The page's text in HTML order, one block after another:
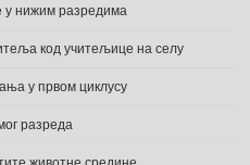
у нижим разредима
код учитељице на селу
у првом циклусу
разреда